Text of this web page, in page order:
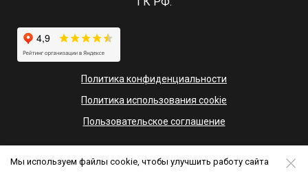
Политика конфиденциальности
Политика использования cookie
Пользовательское соглашение
Мы используем файлы cookie, чтобы улучшить работу сайта